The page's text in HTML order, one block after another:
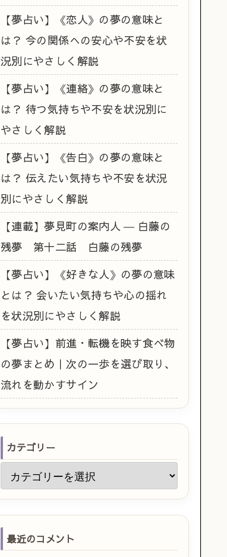
【夢占い】《恋人》の夢の意味と
は？ 今の関係への安心や不安を状
況別にやさしく解説
【夢占い】《連絡》の夢の意味と
は？ 待つ気持ちや不安を状況別に
やさしく解説
【夢占い】《告白》の夢の意味と
は？ 伝えたい気持ちや不安を状況
別にやさしく解説
【連載】夢見町の案内人 ― 白藤の
残夢 第十二話 白藤の残夢
【夢占い】《好きな人》の夢の意味
とは？ 会いたい気持ちや心の揺れ
を状況別にやさしく解説
【夢占い】前進・転機を映す食べ物
の夢まとめ｜次の一歩を選び取り、
流れを動かすサイン
カテゴリー
最近のコメント